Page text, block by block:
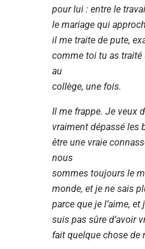
pour lui : entre le
le mariage qui
il me traite de pute,
comme toi tu as traité
au
collège, une fois.
Il me frappe. Je veux
vraiment dépassé les
être une vraie
nous
sommes toujours le
monde, et je ne sais
parce que je l’aime, et
suis pas sûre d’avoir
fait quelque chose de